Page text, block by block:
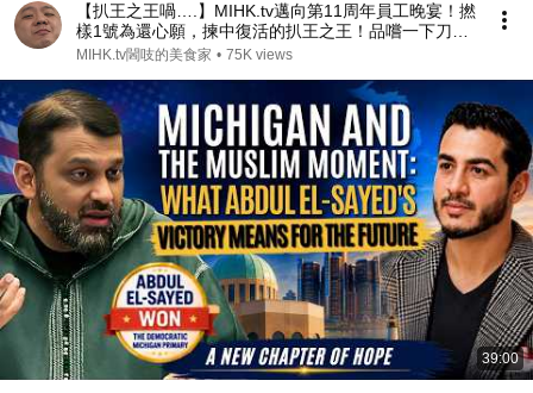
【扒王之王喎….】MIHK.tv邁向第11周年員工晚宴！撚
樣1號為還心願，揀中復活的扒王之王！品嚐一下刀都
鋸唔開嘅西冷扒！肝硬化第四期鵝肝，雜食攪貓俊都擺
MIHK.tv閪吱的美食家 • 75K views
39:00